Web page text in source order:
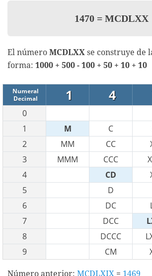
1470 =MCDLXX
El número MCDLXX se construye de
forma: 1000 + 500 - 100 + 50 + 10 + 10
Numeral
Decimal
1 4
0
1
M C
2
MM CC
3
MMM CCC
4
CD
5
D
6
DC
7
DCC
8
DCCC
9
CM
Número anterior: MCDLXIX = 1469